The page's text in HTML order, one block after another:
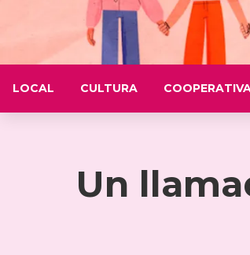
LOCAL CULTURA
Un